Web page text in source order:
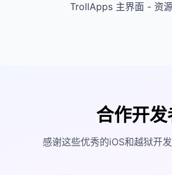
TrollApps 主界面 - 资
合作开发
感谢这些优秀的iOS和越狱开